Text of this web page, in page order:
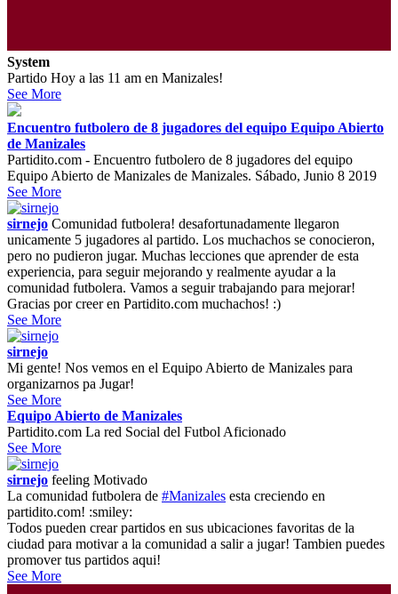
System
Partido Hoy a las 11 am en Manizales!
See More
Encuentro futbolero de 8 jugadores del equipo Equipo Abierto
de Manizales
Partidito.com - Encuentro futbolero de 8 jugadores del equipo
Equipo Abierto de Manizales de Manizales. Sábado, Junio 8 2019
See More
sirnejo Comunidad futbolera! desafortunadamente llegaron
unicamente 5 jugadores al partido. Los muchachos se conocieron,
pero no pudieron jugar. Muchas lecciones que aprender de esta
experiencia, para seguir mejorando y realmente ayudar a la
comunidad futbolera. Vamos a seguir trabajando para mejorar!
Gracias por creer en Partidito.com muchachos! :)
See More
sirnejo
Mi gente! Nos vemos en el Equipo Abierto de Manizales para
organizarnos pa Jugar!
See More
Equipo Abierto de Manizales
Partidito.com La red Social del Futbol Aficionado
See More
sirnejo feeling Motivado
La comunidad futbolera de #Manizales esta creciendo en
partidito.com! :smiley:
Todos pueden crear partidos en sus ubicaciones favoritas de la
ciudad para motivar a la comunidad a salir a jugar! Tambien puedes
promover tus partidos aqui!
See More